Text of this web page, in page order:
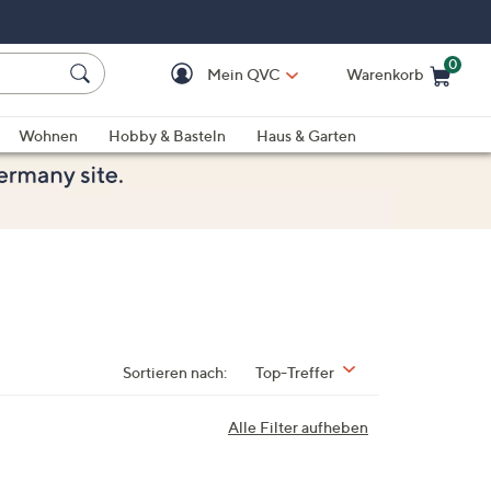
Mein QVC Warenkorb
0
Wohnen Hobby & Basteln
Haus & Garten
Sortieren nach: Top-Treffer
Alle Filter aufheben